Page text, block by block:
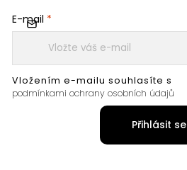
E-mail
Vložením e-mailu souhlasíte s
podmínkami ochrany osobních údajů
Přihlásit se